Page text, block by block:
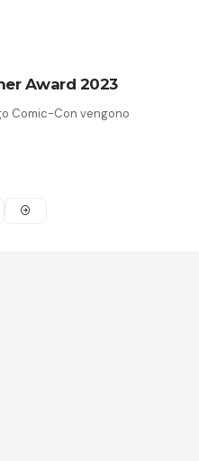
Award 2023
Comic-Con vengono